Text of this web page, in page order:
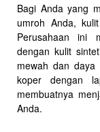
Bagi Anda yang
umroh Anda,
Perusahaan ini
dengan kulit
mewah dan
koper dengan
membuatnya
Anda.